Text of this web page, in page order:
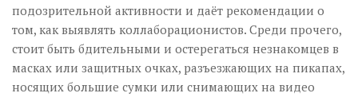
подозрительной активности и даёт рекомендации о
том, как выявлять коллаборационистов. Среди прочего,
стоит быть бдительными и остерегаться незнакомцев в
масках или защитных очках, разъезжающих на пикапах,
носящих большие сумки или снимающих на видео